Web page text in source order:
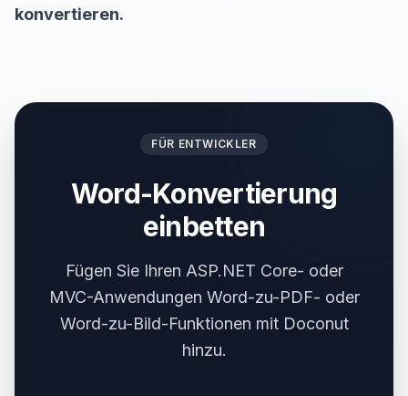
konvertieren.
FÜR ENTWICKLER
Word-Konvertierung
einbetten
Fügen Sie Ihren ASP.NET Core- oder
MVC-Anwendungen Word-zu-PDF- oder
Word-zu-Bild-Funktionen mit Doconut
hinzu.